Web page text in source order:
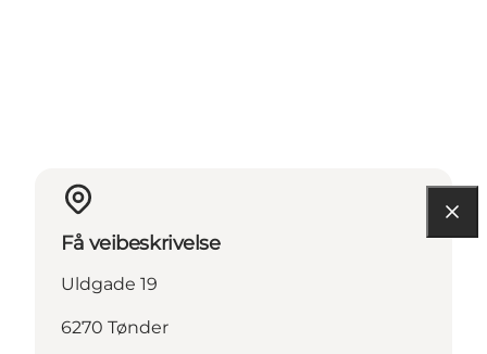
Få veibeskrivelse
Uldgade 19
6270 Tønder